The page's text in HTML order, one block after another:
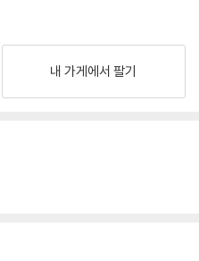
내 가게에서 팔기